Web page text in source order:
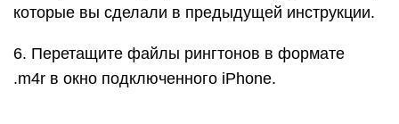
которые вы сделали в предыдущей инструкции.
6. Перетащите файлы рингтонов в формате
.m4r в окно подключенного iPhone.